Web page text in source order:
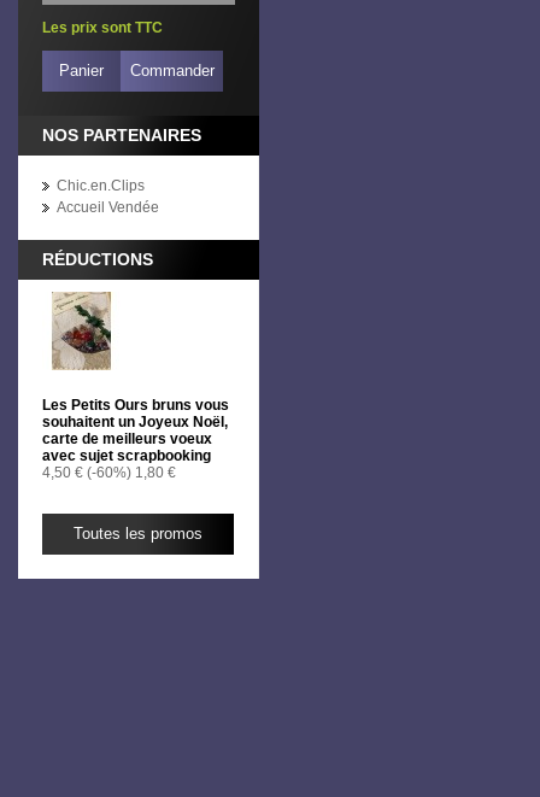
Les prix sont TTC
Panier Commander
NOS PARTENAIRES
Chic.en.Clips
Accueil Vendée
RÉDUCTIONS
Les Petits Ours bruns vous
souhaitent un Joyeux Noël,
carte de meilleurs voeux
avec sujet scrapbooking
4,50 € (-60%) 1,80 €
Toutes les promos